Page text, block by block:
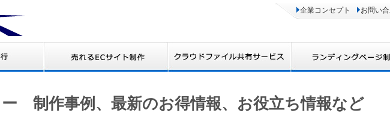
企業コンセプト お問い
制作事例、最新のお得情報、お役立ち情報など